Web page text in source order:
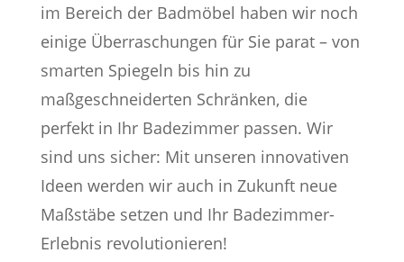
im Bereich der Badmöbel haben wir noch
einige Überraschungen für Sie parat – von
smarten Spiegeln bis hin zu
maßgeschneiderten Schränken, die
perfekt in Ihr Badezimmer passen. Wir
sind uns sicher: Mit unseren innovativen
Ideen werden wir auch in Zukunft neue
Maßstäbe setzen und Ihr Badezimmer-
Erlebnis revolutionieren!